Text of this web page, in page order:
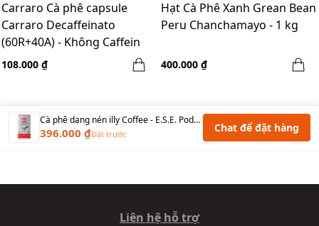
Carraro Cà phê capsule
Carraro Decaffeinato
(60R+40A) - Không Caffein
108.000 ₫
Hạt Cà Phê Xanh Grean Bean
Peru Chanchamayo - 1 kg
400.000 ₫
Cà phê dạng nén illy Coffee - E.S.E. Pods Medium Roast - 18pods/Box
396.000 ₫Đặt trước Chat để đặt hàng
Liên hệ hỗ trợ